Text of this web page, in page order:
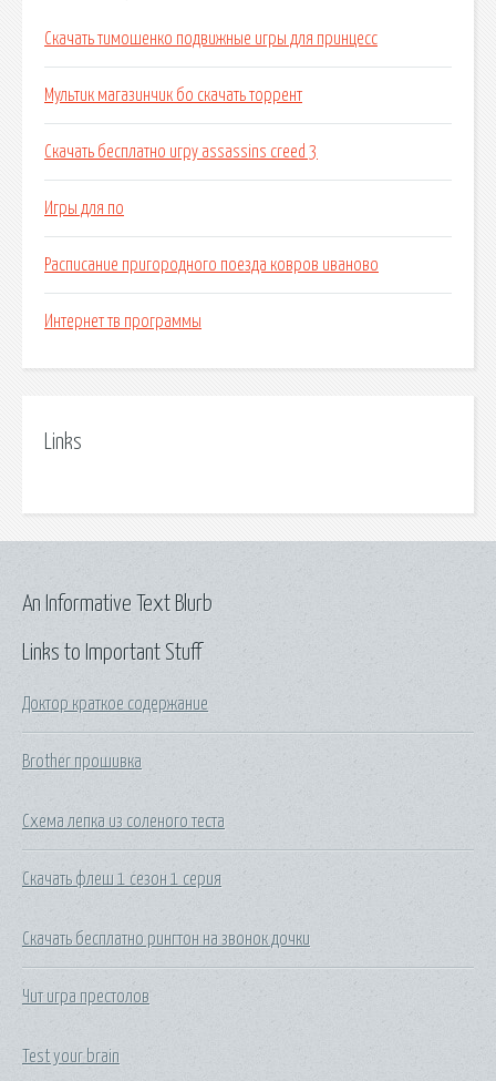
Скачать тимошенко подвижные игры для принцесс
Мультик магазинчик бо скачать торрент
Скачать бесплатно игру assassins creed 3
Игры для по
Расписание пригородного поезда ковров иваново
Интернет тв программы
Links
Links to Important Stuff
Доктор краткое содержание
Brother прошивка
Схема лепка из соленого теста
Скачать флеш 1 сезон 1 серия
Скачать бесплатно рингтон на звонок дочки
Чит игра престолов
Test your brain
An Informative Text Blurb